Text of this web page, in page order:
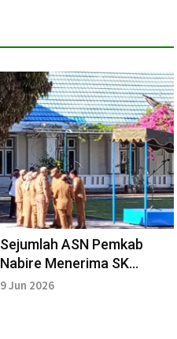
Sejumlah ASN Pemkab
Nabire Menerima SK
Pensiun dan SK Kenaikan
9 Jun 2026